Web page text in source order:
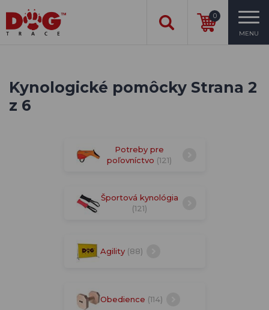
0
MENU
Kynologické pomôcky Strana 2
z 6
Potreby pre
poľovníctvo (121)
Športová kynológia
(121)
Agility (88)
Obedience (114)